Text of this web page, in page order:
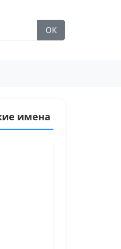
ОК
имена